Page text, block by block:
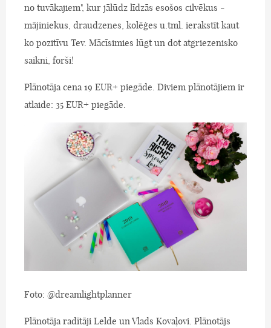
no tuvākajiem", kur jālūdz līdzās esošos cilvēkus -
mājiniekus, draudzenes, kolēģes u.tml. ierakstīt kaut
ko pozitīvu Tev. Mācīsimies lūgt un dot atgriezenisko
saikni, forši!
Plānotāja cena 19 EUR+ piegāde. Diviem plānotājiem ir
atlaide: 35 EUR+ piegāde.
Foto: @dreamlightplanner
Plānotāja radītāji Lelde un Vlads Kovaļovi. Plānotājs